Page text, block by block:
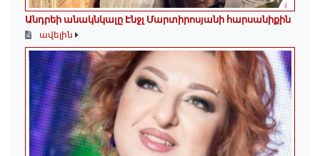
Անդրեի անակնկալը Էնջլ Մարտիրոսյանի հարսանիքին
ավելին